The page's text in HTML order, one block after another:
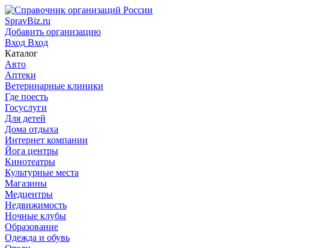
SpravBiz.ru
Добавить организацию
Вход Вход
Каталог
Авто
Аптеки
Ветеринарные клиники
Где поесть
Госуслуги
Для детей
Дома отдыха
Интернет компании
Йога центры
Кинотеатры
Культурные места
Магазины
Медцентры
Недвижимость
Ночные клубы
Образование
Одежда и обувь